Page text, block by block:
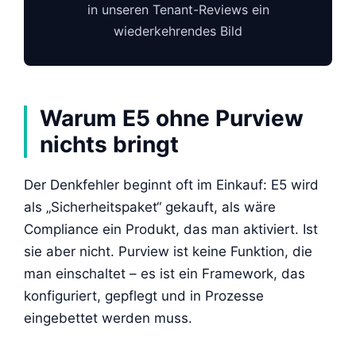
in unseren Tenant-Reviews ein
wiederkehrendes Bild
Warum E5 ohne Purview
nichts bringt
Der Denkfehler beginnt oft im Einkauf: E5 wird
als „Sicherheitspaket“ gekauft, als wäre
Compliance ein Produkt, das man aktiviert. Ist
sie aber nicht. Purview ist keine Funktion, die
man einschaltet – es ist ein Framework, das
konfiguriert, gepflegt und in Prozesse
eingebettet werden muss.